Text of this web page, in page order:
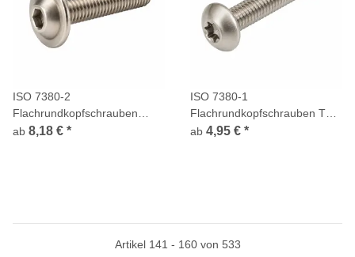
ISO 7380-2
Flachrundkopfschrauben
Innensechskant Flansch
ab 8,18 € *
ISO 7380-1
Flachrundkopfschrauben TX
Vollgewinde Edelstahl A4
ab 4,95 € *
Artikel 141 - 160 von 533